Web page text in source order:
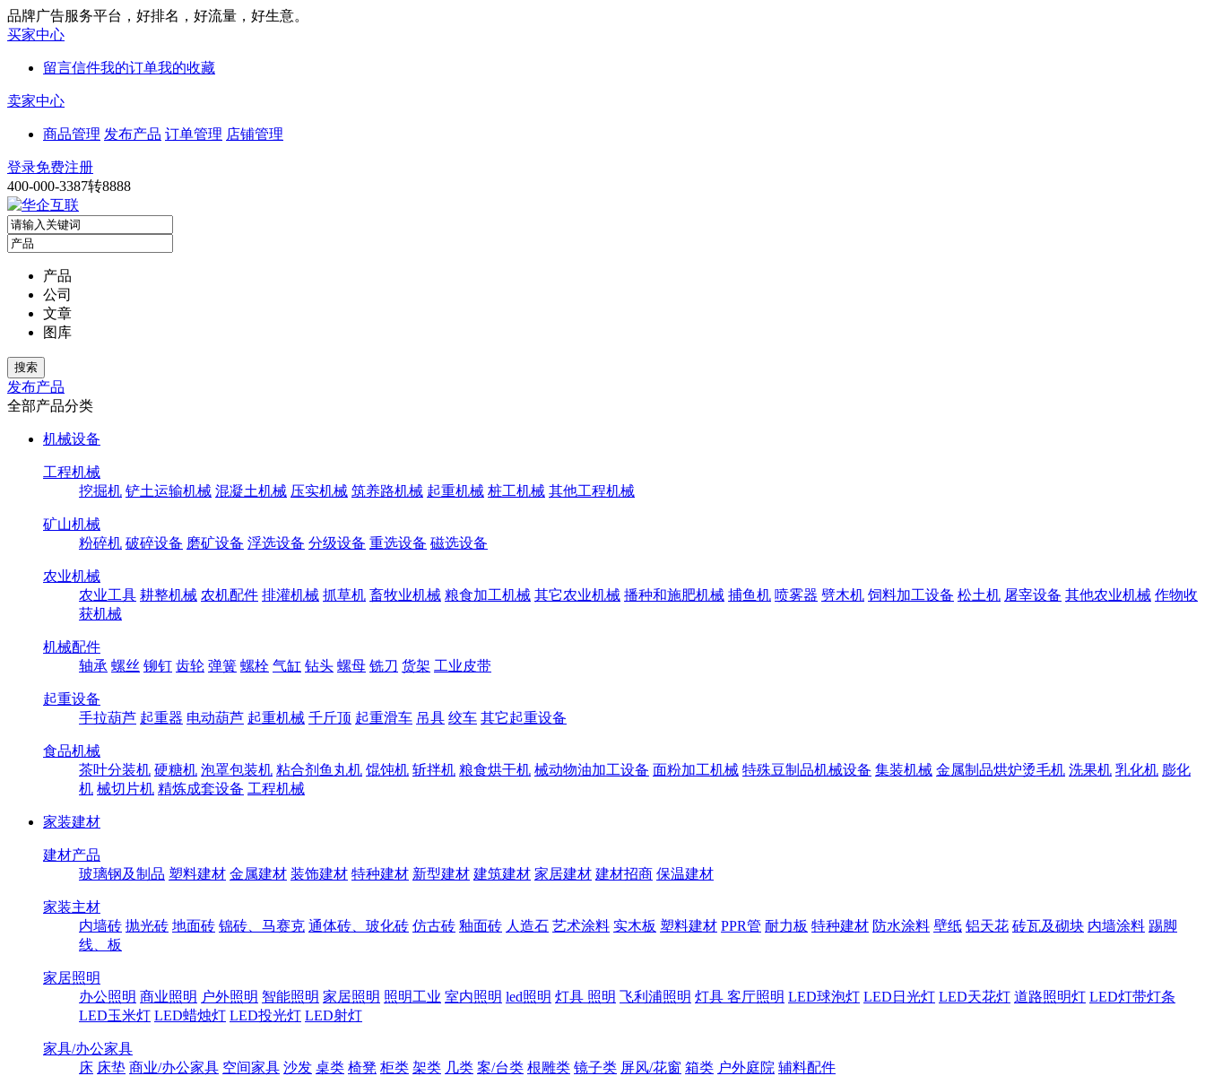
品牌广告服务平台，好排名，好流量，好生意。
买家中心
留言信件我的订单我的收藏
卖家中心
商品管理 发布产品 订单管理 店铺管理
登录免费注册
400-000-3387转8888
产品
公司
文章
图库
发布产品
全部产品分类
机械设备
工程机械
挖掘机 铲土运输机械 混凝土机械 压实机械 筑养路机械 起重机械 桩工机械 其他工程机械
矿山机械
粉碎机 破碎设备 磨矿设备 浮选设备 分级设备 重选设备 磁选设备
农业机械
农业工具 耕整机械 农机配件 排灌机械 抓草机 畜牧业机械 粮食加工机械 其它农业机械 播种和施肥机械 捕鱼机 喷雾器 劈木机 饲料加工设备 松土机 屠宰设备 其他农业机械 作物收
获机械
机械配件
轴承 螺丝 铆钉 齿轮 弹簧 螺栓 气缸 钻头 螺母 铣刀 货架 工业皮带
起重设备
手拉葫芦 起重器 电动葫芦 起重机械 千斤顶 起重滑车 吊具 绞车 其它起重设备
食品机械
茶叶分装机 硬糖机 泡罩包装机 粘合剂鱼丸机 馄饨机 斩拌机 粮食烘干机 械动物油加工设备 面粉加工机械 特殊豆制品机械设备 集装机械 金属制品烘炉烫毛机 洗果机 乳化机 膨化
机 械切片机 精炼成套设备 工程机械
家装建材
建材产品
玻璃钢及制品 塑料建材 金属建材 装饰建材 特种建材 新型建材 建筑建材 家居建材 建材招商 保温建材
家装主材
内墙砖 抛光砖 地面砖 锦砖、马赛克 通体砖、玻化砖 仿古砖 釉面砖 人造石 艺术涂料 实木板 塑料建材 PPR管 耐力板 特种建材 防水涂料 壁纸 铝天花 砖瓦及砌块 内墙涂料 踢脚
线、板
家居照明
办公照明 商业照明 户外照明 智能照明 家居照明 照明工业 室内照明 led照明 灯具 照明 飞利浦照明 灯具 客厅照明 LED球泡灯 LED日光灯 LED天花灯 道路照明灯 LED灯带灯条
LED玉米灯 LED蜡烛灯 LED投光灯 LED射灯
家具/办公家具
床 床垫 商业/办公家具 空间家具 沙发 桌类 椅凳 柜类 架类 几类 案/台类 根雕类 镜子类 屏风/花窗 箱类 户外庭院 辅料配件